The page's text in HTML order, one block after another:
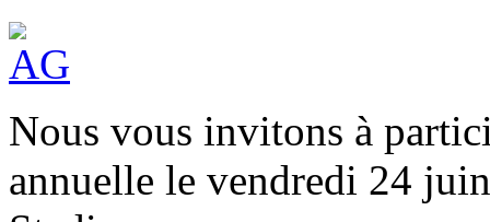
Nous vous invitons à
annuelle le vendredi 24